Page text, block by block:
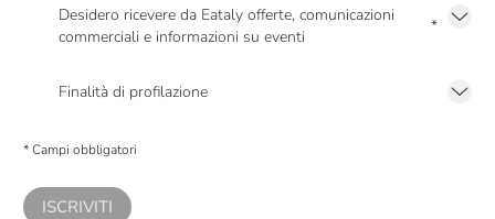
Desidero ricevere da Eataly offerte, comunicazioni
commerciali e informazioni su eventi
*
Finalità di profilazione
comunicazioni commerciali personalizzate, in caso di consenso prestato ai
* Campi obbligatori
ISCRIVITI